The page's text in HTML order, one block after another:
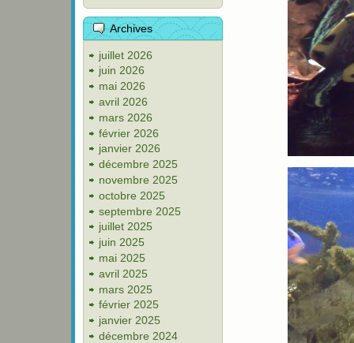
Archives
juillet 2026
juin 2026
mai 2026
avril 2026
mars 2026
février 2026
janvier 2026
décembre 2025
novembre 2025
octobre 2025
septembre 2025
juillet 2025
juin 2025
mai 2025
avril 2025
mars 2025
février 2025
janvier 2025
décembre 2024